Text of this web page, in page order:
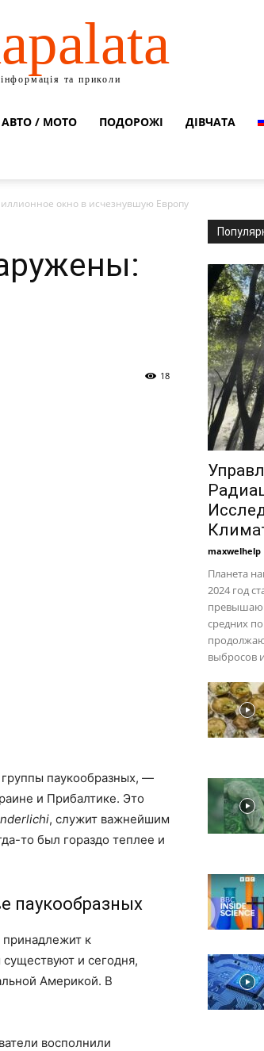
та приколи
АВТО / МОТО ПОДОРОЖІ ДІВЧАТА
окно в исчезнувшую Европу
18
паукообразных, —
и Прибалтике. Это
, служит важнейшим
то был гораздо теплее и
паукообразных
принадлежит к
и сегодня,
Америкой. В
восполнили
maxwelhelp
Планета
2024 год
средних
выбросов